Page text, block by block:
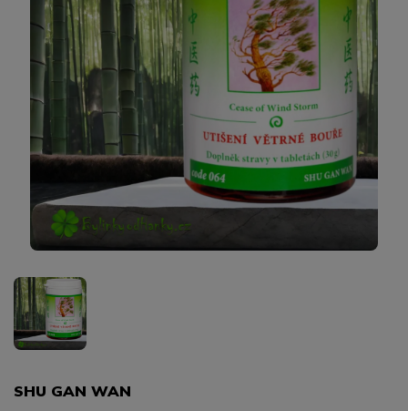
SHU GAN WAN